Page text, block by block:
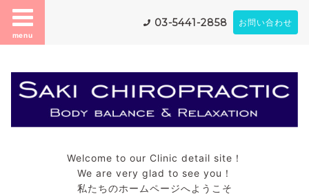
menu
03-5441-2858 お問い合わせ
Welcome to our Clinic detail site！
We are very glad to see you！
私たちのホームページへようこそ